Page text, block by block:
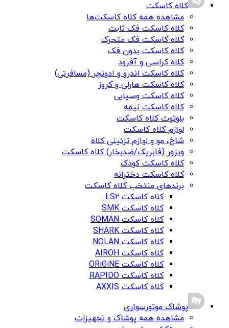
کلاه کاسکت
مشاهده همه کلاه کاسکت‌ها
کلاه کاسکت فک ثابت
کلاه کاسکت فک متحرک
کلاه کاسکت بدون فک
کلاه کراسی و آفرود
کلاه کاسکت اندرو و ادونچر (مسافرتی)
کلاه کاسکت هارلی و کروز
کلاه کاسکت وسپایی
کلاه کاسکت نیمه
بلوتوث کلاه کاسکت
لوازم کلاه کاسکت
شاخ، مو و لوازم تزئینی کلاه
ویزور (فابریک/ضدبخار) کلاه کاسکت
کلاه کاسکت کودک
کلاه کاسکت دخترانه
برندهای منتخب کلاه کاسکت
کلاه کاسکت LS2
کلاه کاسکت SMK
کلاه کاسکت SOMAN
کلاه کاسکت SHARK
کلاه کاسکت NOLAN
کلاه کاسکت AIROH
کلاه کاسکت ORiGiNE
کلاه کاسکت RAPIDO
کلاه کاسکت AXXIS
پوشاک موتورسواری
مشاهده همه پوشاک و تجهیزات